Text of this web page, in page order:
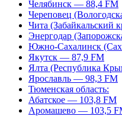
Челябинск — 88,4 FM
Череповец
Чита (Забайкальский
Энергодар
Южно-Сахалинск
Якутск — 87,9 FM
Ялта (Республика
Ярославль — 98,3 FM
Тюменская область:
Абатское — 103,8 FM
Аромашево — 103,5